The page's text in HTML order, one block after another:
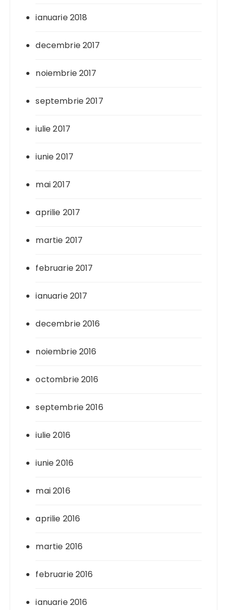
ianuarie 2018
decembrie 2017
noiembrie 2017
septembrie 2017
iulie 2017
iunie 2017
mai 2017
aprilie 2017
martie 2017
februarie 2017
ianuarie 2017
decembrie 2016
noiembrie 2016
octombrie 2016
septembrie 2016
iulie 2016
iunie 2016
mai 2016
aprilie 2016
martie 2016
februarie 2016
ianuarie 2016